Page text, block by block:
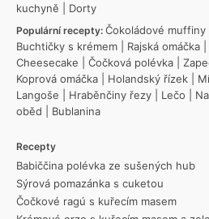
kuchyně
Dorty
Populární recepty: Čokoládové muffiny
Buchtičky s krémem
Rajská omáčka
Cheesecake
Čočková polévka
Koprová omáčka
Holandský řízek
Langoše
Hraběnčiny řezy Lečo
oběd
Bublanina
Recepty
Babiččina polévka ze sušených hub
Sýrová pomazánka s cuketou
Čočkové ragú s kuřecím masem